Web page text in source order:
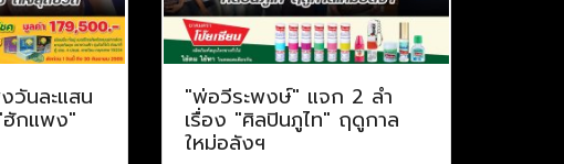
วันละแสน
กแพง"
"พ่อวีระพงษ์" แจก 2 ลำ
เรื่อง "ศิลปินภูไท" ฤดูกาล
ใหม่อลังฯ